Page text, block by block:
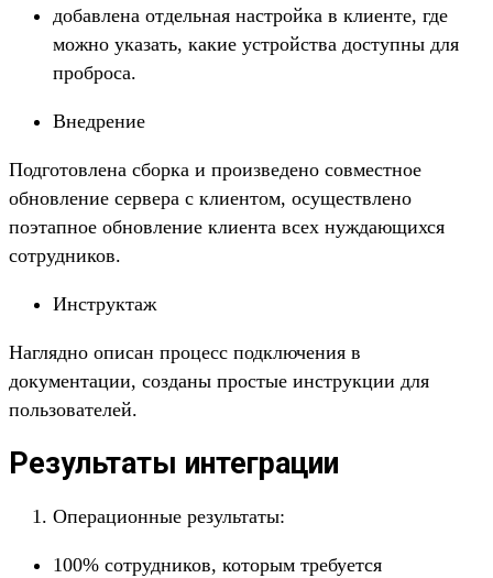
добавлена отдельная настройка в клиенте, где
можно указать, какие устройства доступны для
проброса.
Внедрение
Подготовлена сборка и произведено совместное
обновление сервера с клиентом, осуществлено
поэтапное обновление клиента всех нуждающихся
сотрудников.
Инструктаж
Наглядно описан процесс подключения в
документации, созданы простые инструкции для
пользователей.
Результаты интеграции
Операционные результаты:
100% сотрудников, которым требуется